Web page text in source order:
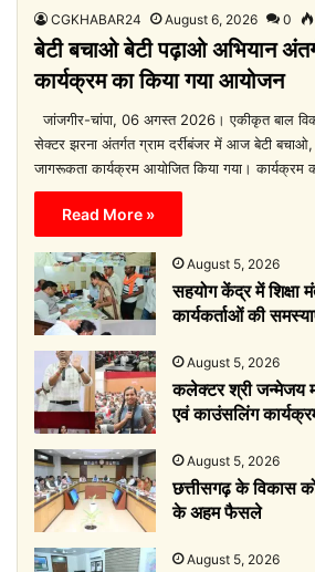
CGKHABAR24 August 6, 2026 0
बेटी बचाओ बेटी पढ़ाओ अभियान
कार्यक्रम का किया गया आयोजन
जांजगीर-चांपा, 06 अगस्त 2026। एकीकृत बाल
सेक्टर झरना अंतर्गत ग्राम दर्रीबंजर में आज बेटी
जागरूकता कार्यक्रम आयोजित किया गया। कार्यक्रम
Read More »
August 5, 2026
सहयोग केंद्र में शिक्षा
कार्यकर्ताओं की
August 5, 2026
कलेक्टर श्री जन्मेजय
एवं काउंसलिंग
August 5, 2026
छत्तीसगढ़ के विकास
के अहम फैसले
August 5, 2026